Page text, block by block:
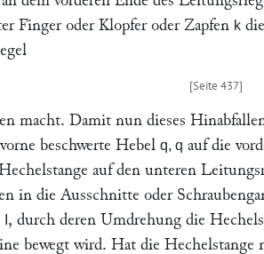
Finger oder Klopfer oder Zapfen k
macht. Damit nun dieses
beschwerte Hebel q, q auf die
auf den unteren
in die Ausschnitte oder
, durch deren Umdrehung die
bewegt wird. Hat die Hechelstange